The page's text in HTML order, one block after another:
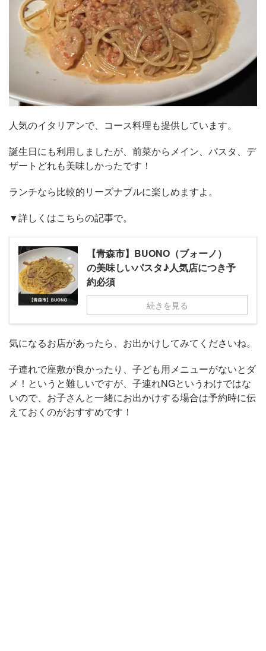
人気のイタリアンで、コース料理も提供しています。
誕生日にも利用しましたが、前菜からメイン、パスタ、デ
ザートどれも美味しかったです！
ランチなら比較的リーズナブルに楽しめますよ。
▼詳しくはこちらの記事で。
【青森市】BUONO（ブォーノ）
の美味しいパスタ♪人気店につき予
約必須
続きを見る
気になるお店があったら、お出かけしてみてくださいね。
子連れで座敷が良かったり、子ども用メニューがないとダ
メ！というと難しいですが、子連れNGというわけではな
いので、お子さんと一緒にお出かけする場合は予約時に伝
えておくのがおすすめです！